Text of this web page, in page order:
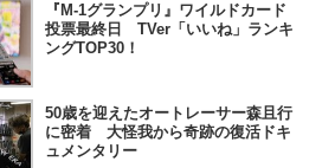
『M-1グランプリ』ワイルドカード
投票最終日 TVer「いいね」ランキ
ングTOP30！
50歳を迎えたオートレーサー森且行
に密着 大怪我から奇跡の復活ドキ
ュメンタリー